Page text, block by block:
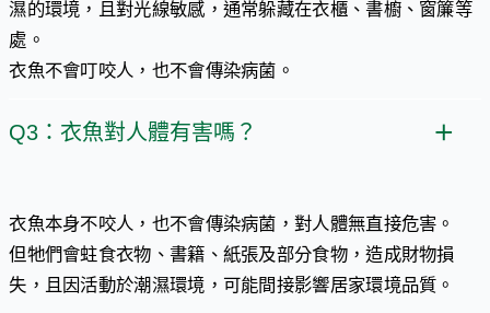
濕的環境，且對光線敏感，通常躲藏在衣櫃、書櫥、窗簾等
處。
衣魚不會叮咬人，也不會傳染病菌。
Q3：衣魚對人體有害嗎？
衣魚本身不咬人，也不會傳染病菌，對人體無直接危害。
但牠們會蛀食衣物、書籍、紙張及部分食物，造成財物損
失，且因活動於潮濕環境，可能間接影響居家環境品質。